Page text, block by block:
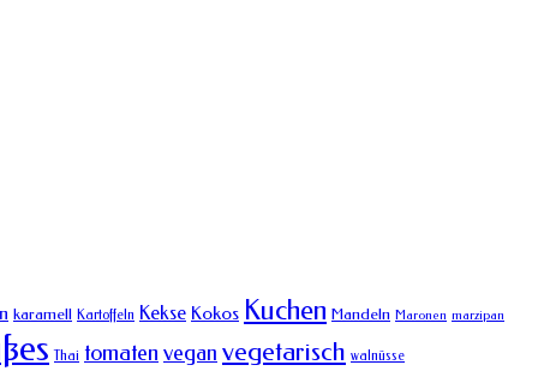
karamell Kartoffeln Kekse Kokos Kuchen Mandeln Maronen marzipan
Thai tomaten vegan vegetarisch walnüsse